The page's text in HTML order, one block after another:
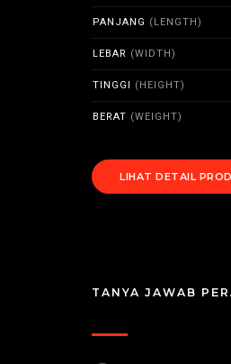
PANJANG (LENGTH)
LEBAR (WIDTH)
TINGGI (HEIGHT)
BERAT (WEIGHT)
LIHAT DETAIL
TANYA JAWAB